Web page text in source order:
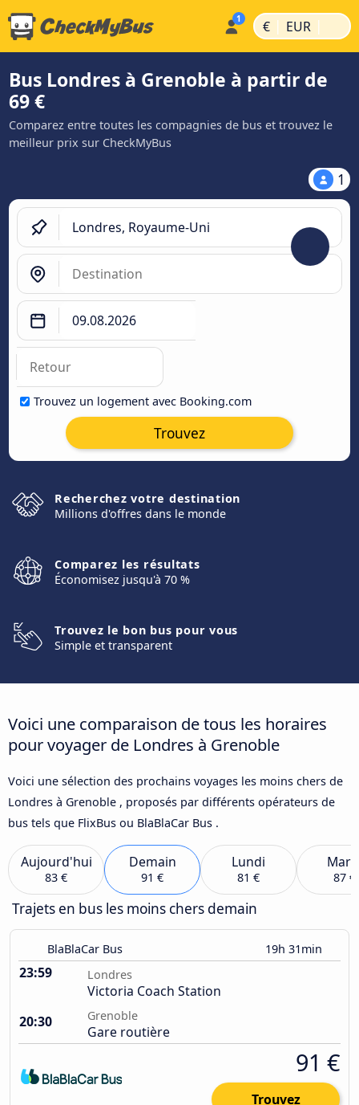
€ | EUR |
Bus Londres à Grenoble à partir de
69 €
Comparez entre toutes les compagnies de bus et trouvez le
meilleur prix sur CheckMyBus
1
Trouvez un logement avec Booking.com
Trouvez
Recherchez votre destination
Millions d'offres dans le monde
Comparez les résultats
Économisez jusqu'à 70 %
Trouvez le bon bus pour vous
Simple et transparent
Voici une comparaison de tous les horaires
pour voyager de Londres à Grenoble
Voici une sélection des prochains voyages les moins chers de
Londres à Grenoble , proposés par différents opérateurs de
bus tels que FlixBus ou BlaBlaCar Bus .
Aujourd'hui
83 €
Demain
91 €
Lundi
81 € 87 €
Trajets en bus les moins chers demain
BlaBlaCar Bus 19h 31min
23:59 Londres
Victoria Coach Station
20:30
Grenoble
Gare routière
91 €
Trouvez